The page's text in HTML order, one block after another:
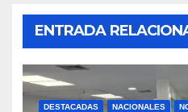
ENTRADA
DESTACADAS NACIONALES